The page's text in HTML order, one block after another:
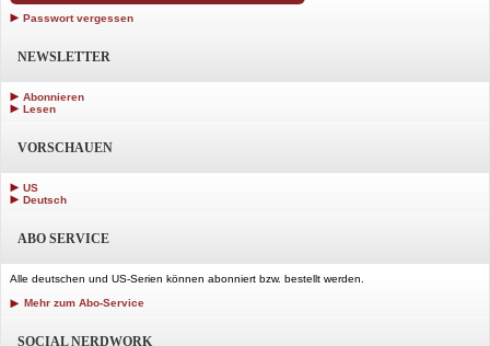
Passwort vergessen
NEWSLETTER
Abonnieren
Lesen
VORSCHAUEN
US
Deutsch
ABO SERVICE
Alle deutschen und US-Serien können abonniert bzw. bestellt werden.
Mehr zum Abo-Service
SOCIAL NERDWORK